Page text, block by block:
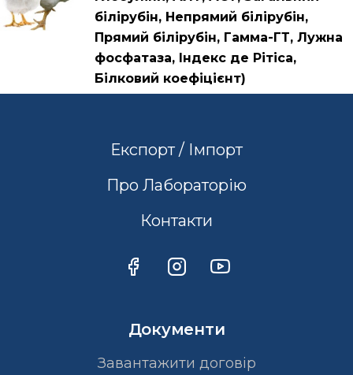
білірубін, Непрямий білірубін,
Прямий білірубін, Гамма-ГТ, Лужна
фосфатаза, Індекс де Рітіса,
Білковий коефіцієнт)
Експорт / Імпорт
Про Лабораторію
Контакти
Документи
Завантажити договір